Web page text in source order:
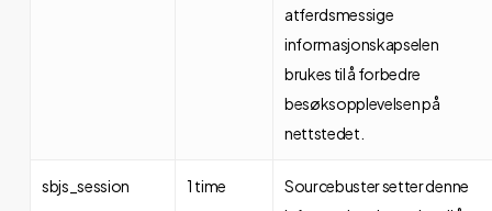
atferdsmessige
informasjonskapselen
brukes til å forbedre
besøksopplevelsen på
nettstedet.
sbjs_session 1 time
Sourcebuster setter denne